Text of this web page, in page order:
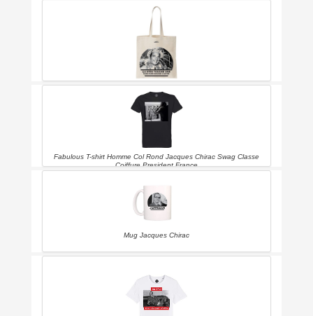
Tote Bag Jacques Chirac Nouméa
Fabulous T-shirt Homme Col Rond Jacques Chirac Swag Classe
Coiffure President France
Mug Jacques Chirac